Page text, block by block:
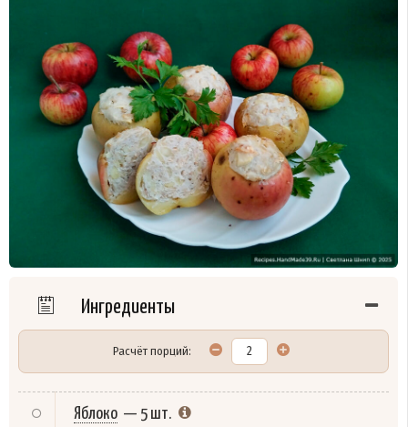
Ингредиенты
Расчёт порций:
Яблоко — 5 шт.